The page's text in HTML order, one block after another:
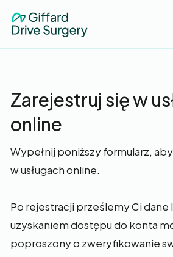
Zarejestruj się w
online
Wypełnij poniższy formularz,
w usługach online.
Po rejestracji prześlemy Ci dane
uzyskaniem dostępu do konta
poproszony o zweryfikowanie